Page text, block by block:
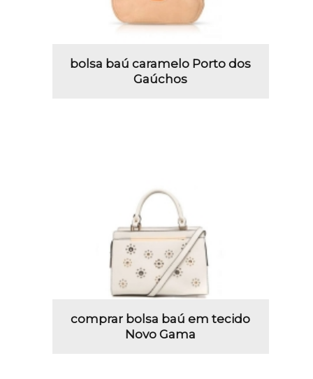
bolsa baú caramelo Porto dos
Gaúchos
comprar bolsa baú em tecido
Novo Gama